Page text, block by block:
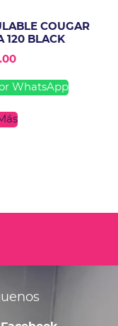
COUGAR
120 BLACK
WhatsApp